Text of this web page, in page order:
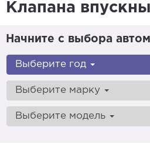
Клапана
Начните с выбора
Выберите год
Выберите марку
Выберите модель